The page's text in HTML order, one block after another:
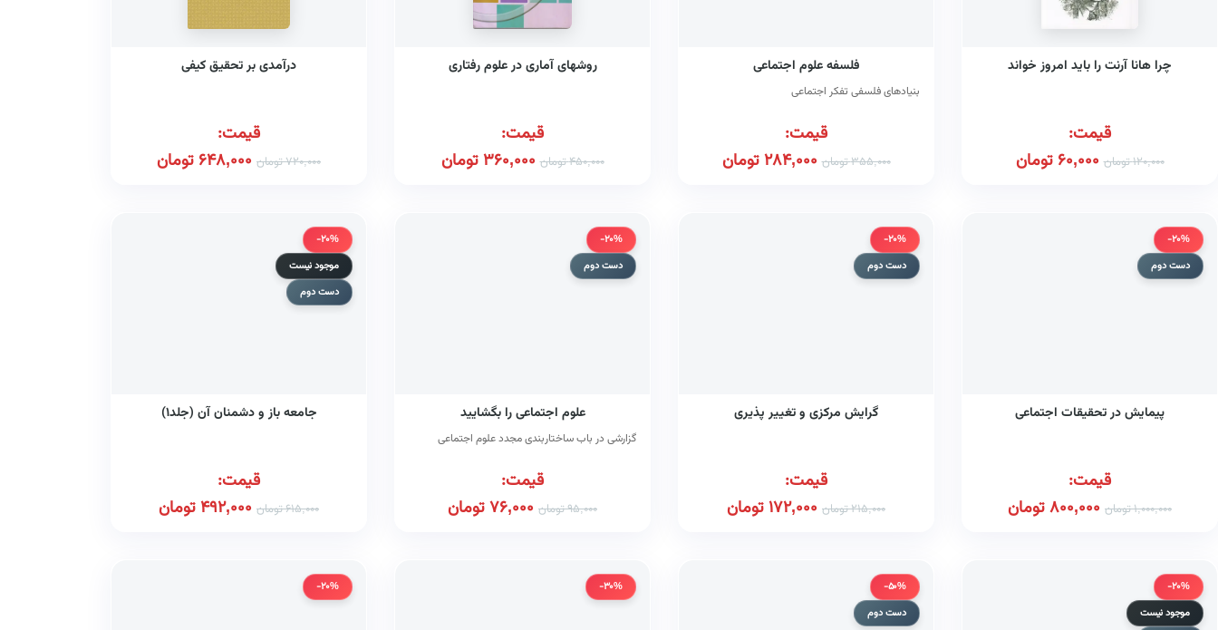
چرا هانا آرنت را باید امروز خواند
قیمت:
120,000تومان 60,000 تومان
فلسفه علوم اجتماعی
بنیادهای فلسفی تفکر اجتماعی
قیمت:
355,000تومان 284,000تومان
روشهای آماری در علوم رفتاری
قیمت:
450,000تومان 360,000تومان
درآمدی بر تحقیق کیفی
قیمت:
720,000تومان 648,000 تومان
-20%
دست دوم
پیمایش در تحقیقات اجتماعی
قیمت:
1,000,000تومان 800,000تومان
-20%
دست دوم
گرایش مرکزی و تغییر پذیری
قیمت:
215,000تومان 172,000تومان
-20%
دست دوم
علوم اجتماعی را بگشایید
گزارشی در باب ساختاربندی مجدد علوم اجتماعی
قیمت:
95,000تومان 76,000تومان
-20%
موجود نیست
دست دوم
جامعه باز و دشمنان آن (جلد۱)
قیمت:
615,000تومان 492,000تومان
-20%
موجود نیست
-50%
دست دوم
-30%
-20%